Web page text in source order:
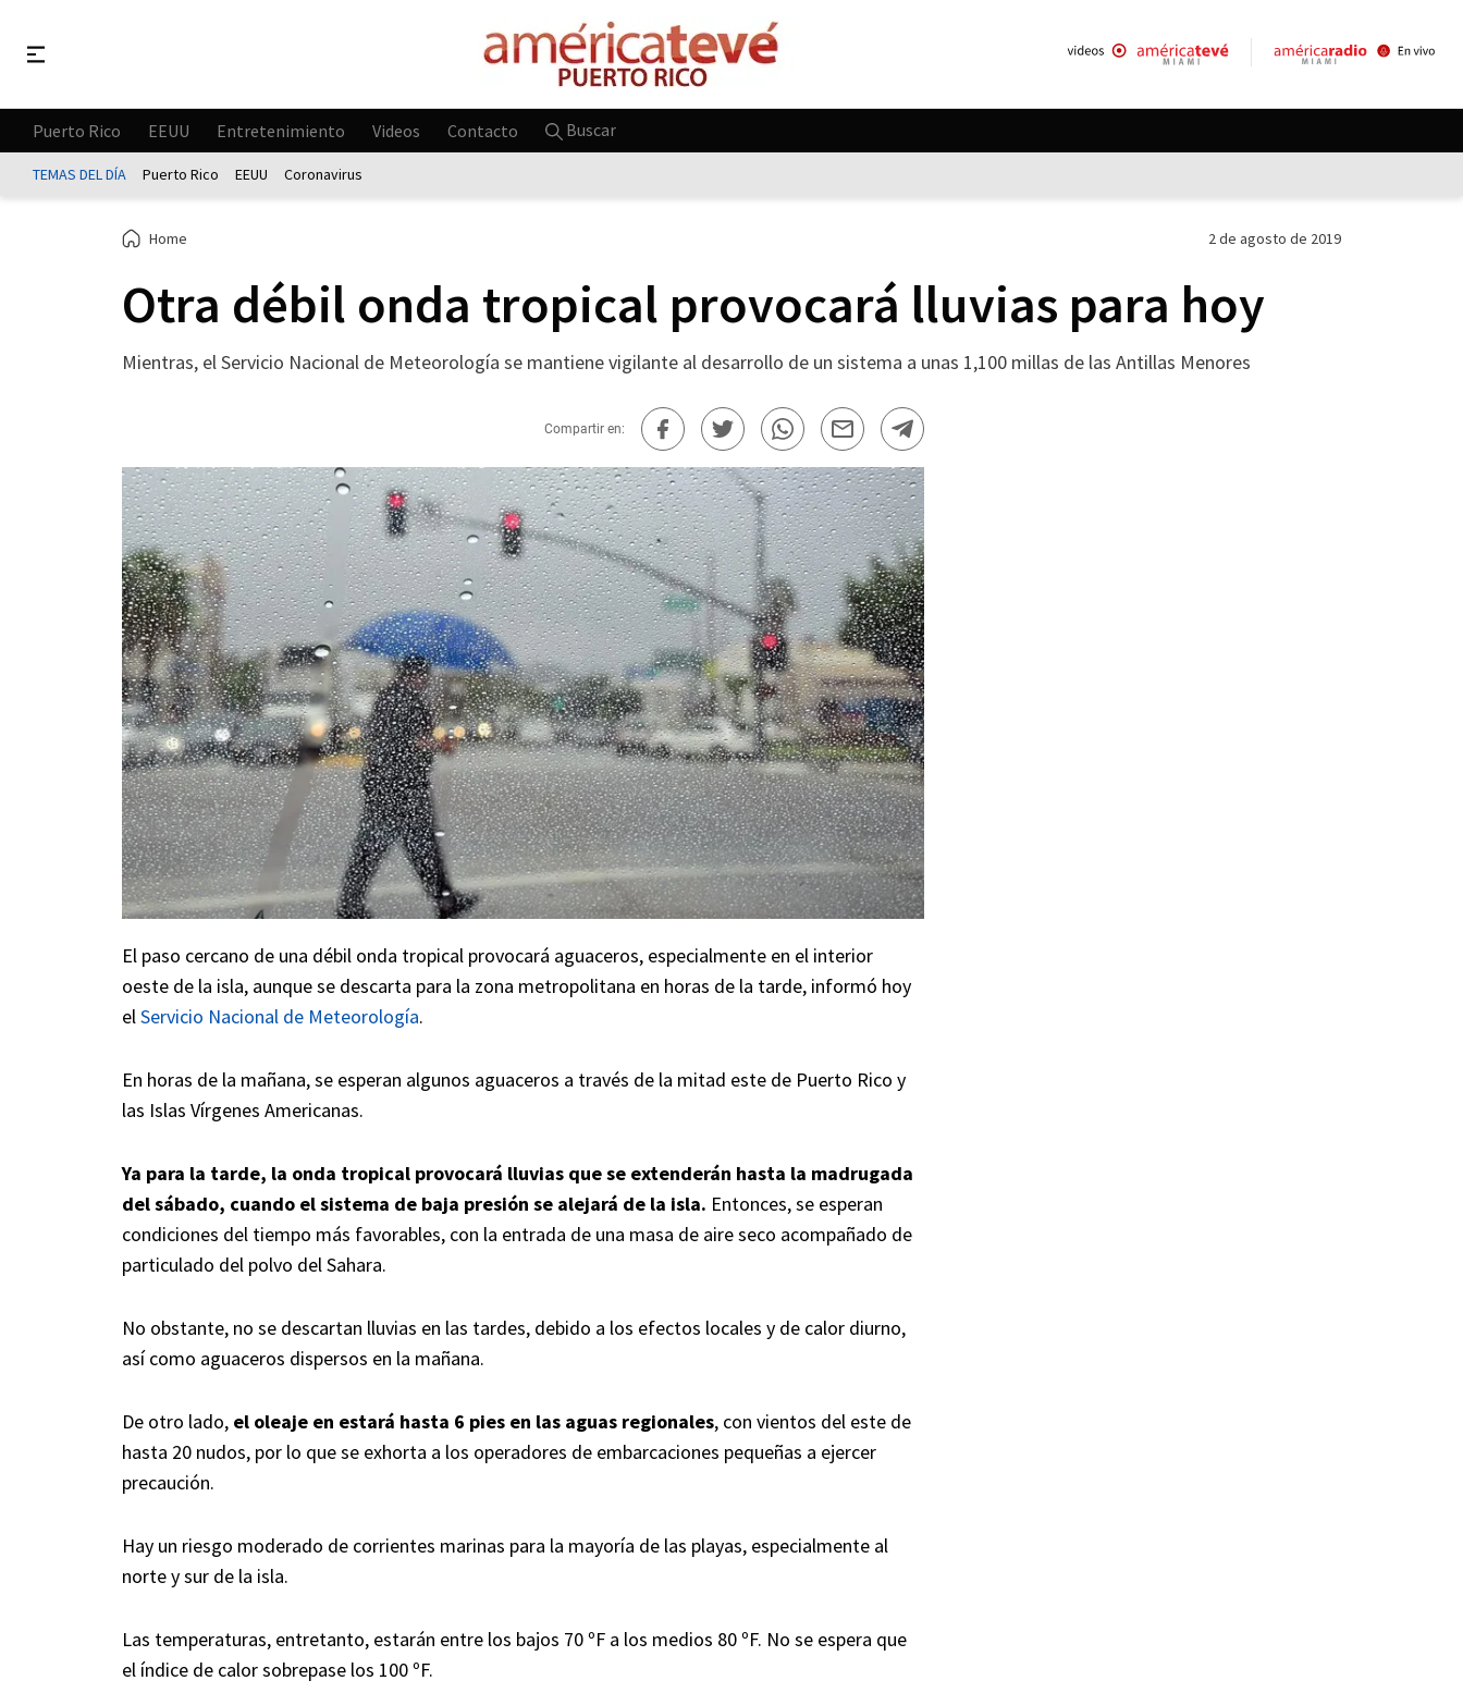
Puerto Rico EEUU Entretenimiento Videos Contacto Buscar
TEMAS DEL DÍA Puerto Rico EEUU Coronavirus
Home 2 de agosto de 2019
Otra débil onda tropical provocará lluvias para hoy
Mientras, el Servicio Nacional de Meteorología se mantiene vigilante al desarrollo de un sistema a unas 1,100 millas de las Antillas Menores
Compartir en:
El paso cercano de una débil onda tropical provocará aguaceros, especialmente en el interior
oeste de la isla, aunque se descarta para la zona metropolitana en horas de la tarde, informó hoy
elServicio Nacional de Meteorología.
En horas de la mañana, se esperan algunos aguaceros a través de la mitad este de Puerto Rico y
las Islas Vírgenes Americanas.
Ya para la tarde, la onda tropical provocará lluvias que se extenderán hasta la madrugada
del sábado, cuando el sistema de baja presión se alejará de la isla. Entonces, se esperan
condiciones del tiempo más favorables, con la entrada de una masa de aire seco acompañado de
particulado del polvo del Sahara.
No obstante, no se descartan lluvias en las tardes, debido a los efectos locales y de calor diurno,
así como aguaceros dispersos en la mañana.
De otro lado, el oleaje en estará hasta 6 pies en las aguas regionales, con vientos del este de
hasta 20 nudos, por lo que se exhorta a los operadores de embarcaciones pequeñas a ejercer
precaución.
Hay un riesgo moderado de corrientes marinas para la mayoría de las playas, especialmente al
norte y sur de la isla.
Las temperaturas, entretanto, estarán entre los bajos 70 ºF a los medios 80 ºF. No se espera que
el índice de calor sobrepase los 100 ºF.